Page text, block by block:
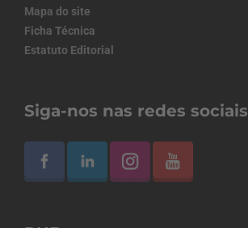
Mapa do site
Ficha Técnica
Estatuto Editorial
Siga-nos nas redes sociais